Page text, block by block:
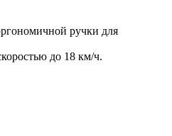
ручки для
до 18 км/ч.